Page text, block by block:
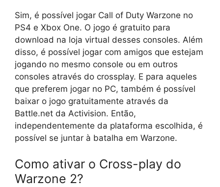
Sim, é possível jogar Call of Duty Warzone no
PS4 e Xbox One. O jogo é gratuito para
download na loja virtual desses consoles. Além
disso, é possível jogar com amigos que estejam
jogando no mesmo console ou em outros
consoles através do crossplay. E para aqueles
que preferem jogar no PC, também é possível
baixar o jogo gratuitamente através da
Battle.net da Activision. Então,
independentemente da plataforma escolhida, é
possível se juntar à batalha em Warzone.
Como ativar o Cross-play do
Warzone 2?